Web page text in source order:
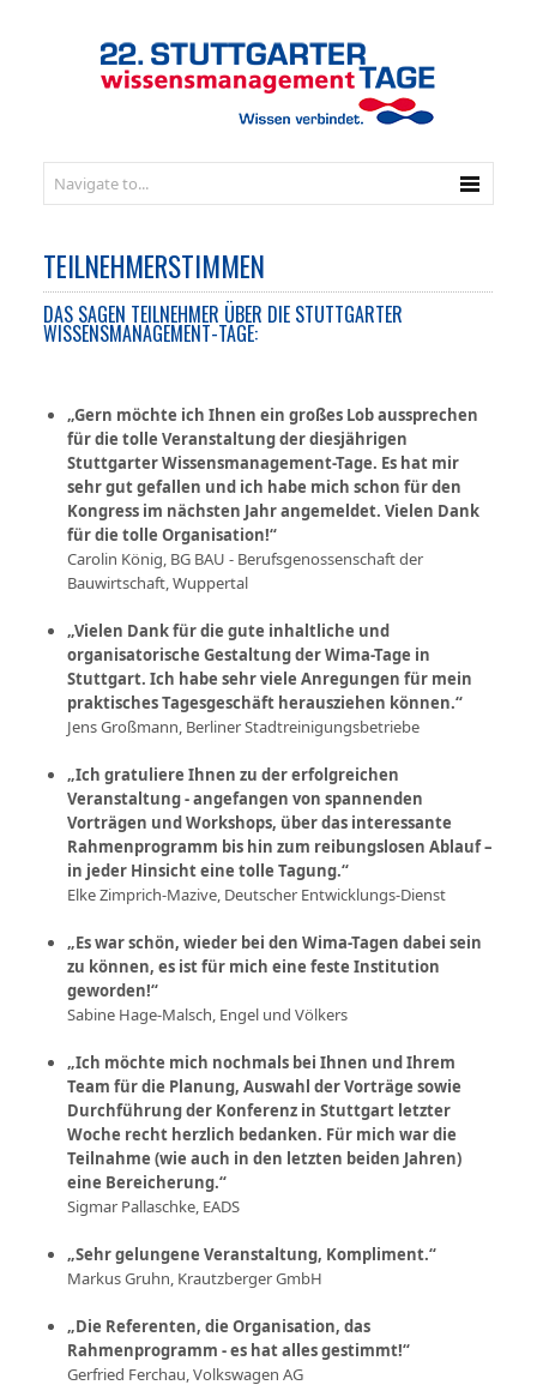
TEILNEHMERSTIMMEN
DAS SAGEN TEILNEHMER ÜBER DIE STUTTGARTER
WISSENSMANAGEMENT-TAGE:
„Gern möchte ich Ihnen ein großes Lob aussprechen
für die tolle Veranstaltung der diesjährigen
Stuttgarter Wissensmanagement-Tage. Es hat mir
sehr gut gefallen und ich habe mich schon für den
Kongress im nächsten Jahr angemeldet. Vielen Dank
für die tolle Organisation!“
Carolin König, BG BAU - Berufsgenossenschaft der
Bauwirtschaft, Wuppertal
„Vielen Dank für die gute inhaltliche und
organisatorische Gestaltung der Wima-Tage in
Stuttgart. Ich habe sehr viele Anregungen für mein
praktisches Tagesgeschäft herausziehen können.“
Jens Großmann, Berliner Stadtreinigungsbetriebe
„Ich gratuliere Ihnen zu der erfolgreichen
Veranstaltung - angefangen von spannenden
Vorträgen und Workshops, über das interessante
Rahmenprogramm bis hin zum reibungslosen Ablauf –
in jeder Hinsicht eine tolle Tagung.“
Elke Zimprich-Mazive, Deutscher Entwicklungs-Dienst
„Es war schön, wieder bei den Wima-Tagen dabei sein
zu können, es ist für mich eine feste Institution
geworden!“
Sabine Hage-Malsch, Engel und Völkers
„Ich möchte mich nochmals bei Ihnen und Ihrem
Team für die Planung, Auswahl der Vorträge sowie
Durchführung der Konferenz in Stuttgart letzter
Woche recht herzlich bedanken. Für mich war die
Teilnahme (wie auch in den letzten beiden Jahren)
eine Bereicherung.“
Sigmar Pallaschke, EADS
„Sehr gelungene Veranstaltung, Kompliment.“
Markus Gruhn, Krautzberger GmbH
„Die Referenten, die Organisation, das
Rahmenprogramm - es hat alles gestimmt!“
Gerfried Ferchau, Volkswagen AG